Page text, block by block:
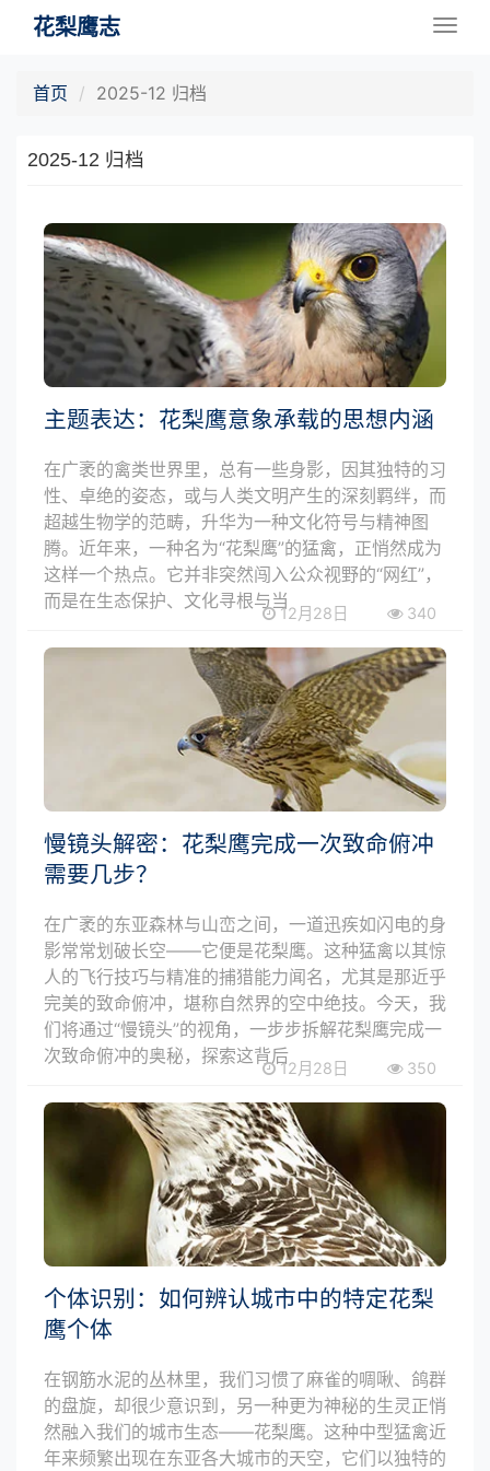
花梨鹰志
首页 2025-12 归档
2025-12 归档
主题表达：花梨鹰意象承载的思想内涵
在广袤的禽类世界里，总有一些身影，因其独特的习
性、卓绝的姿态，或与人类文明产生的深刻羁绊，而
超越生物学的范畴，升华为一种文化符号与精神图
腾。近年来，一种名为“花梨鹰”的猛禽，正悄然成为
这样一个热点。它并非突然闯入公众视野的“网红”，
而是在生态保护、文化寻根与当
12月28日 340
慢镜头解密：花梨鹰完成一次致命俯冲
需要几步？
在广袤的东亚森林与山峦之间，一道迅疾如闪电的身
影常常划破长空——它便是花梨鹰。这种猛禽以其惊
人的飞行技巧与精准的捕猎能力闻名，尤其是那近乎
完美的致命俯冲，堪称自然界的空中绝技。今天，我
们将通过“慢镜头”的视角，一步步拆解花梨鹰完成一
次致命俯冲的奥秘，探索这背后
12月28日 350
个体识别：如何辨认城市中的特定花梨
鹰个体
在钢筋水泥的丛林里，我们习惯了麻雀的啁啾、鸽群
的盘旋，却很少意识到，另一种更为神秘的生灵正悄
然融入我们的城市生态——花梨鹰。这种中型猛禽近
年来频繁出现在东亚各大城市的天空，它们以独特的